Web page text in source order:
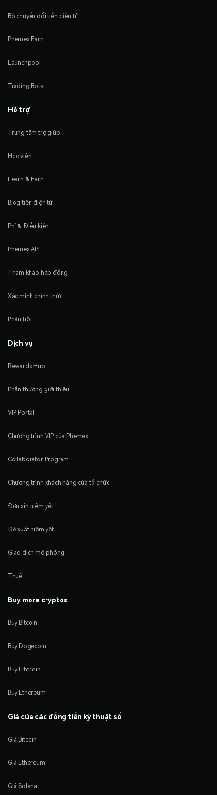
Bộ chuyển đổi tiền điện tử
Phemex Earn
Launchpool
Trading Bots
Hỗ trợ
Trung tâm trợ giúp
Học viện
Learn & Earn
Blog tiền điện tử
Phí & Điều kiện
Phemex API
Tham khảo hợp đồng
Xác minh chính thức
Phản hồi
Dịch vụ
Rewards Hub
Phần thưởng giới thiệu
VIP Portal
Chương trình VIP của Phemex
Collaborator Program
Chương trình khách hàng của tổ chức
Đơn xin niêm yết
Đề xuất niêm yết
Giao dịch mô phỏng
Thuế
Buy more cryptos
Buy Bitcoin
Buy Dogecoin
Buy Litecoin
Buy Ethereum
Giá của các đồng tiền kỹ thuật số
Giá Bitcoin
Giá Ethereum
Giá Solana